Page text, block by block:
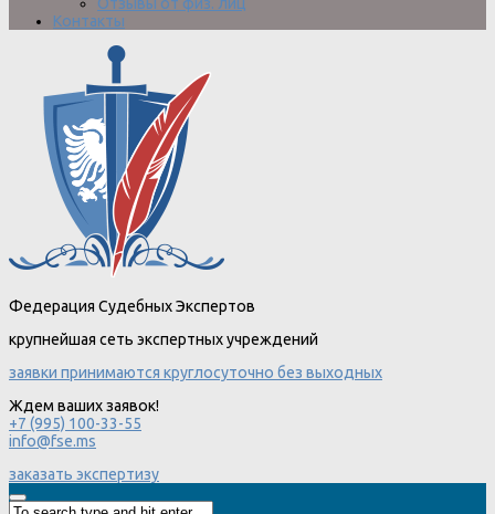
Отзывы от физ. лиц
Контакты
Федерация Судебных Экспертов
крупнейшая сеть экспертных учреждений
заявки принимаются круглосуточно без выходных
Ждем ваших заявок!
+7 (995) 100-33-55
info@fse.ms
заказать экспертизу